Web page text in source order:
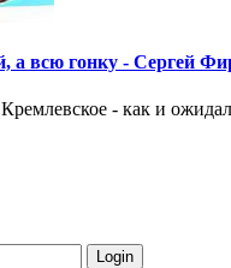
а всю гонку - Сергей
- как и